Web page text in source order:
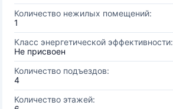
Количество нежилых помещений:
1
Класс энергетической эффективности:
Не присвоен
Количество подъездов:
4
Количество этажей: